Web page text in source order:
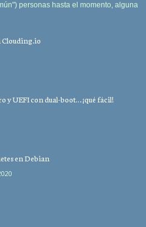
personas hasta el momento, alguna
Clouding.io
y UEFI con dual-boot… ¡qué fácil!
en Debian